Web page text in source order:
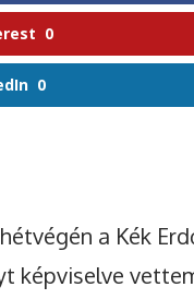
0
0
a Kék
képviselve